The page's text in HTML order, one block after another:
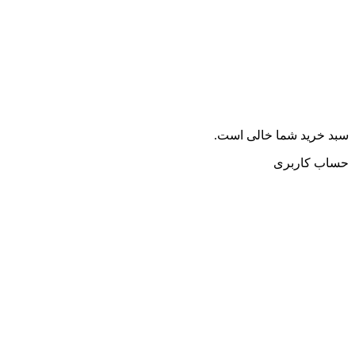
سبد خرید شما خالی است.
حساب کاربری